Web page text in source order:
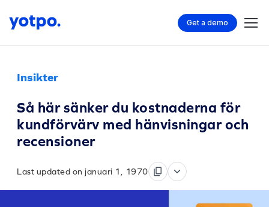
Get a demo
Insikter
Så här sänker du kostnaderna för
kundförvärv med hänvisningar och
recensioner
Last updated on januari 1, 1970